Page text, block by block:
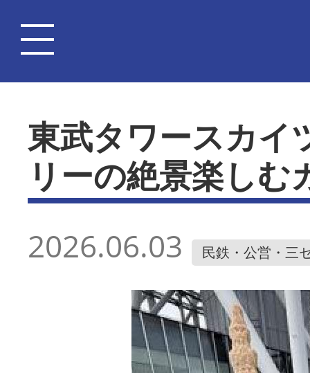
東武タワースカ
リーの絶景楽しむ
2026.06.03 民鉄・公営・三